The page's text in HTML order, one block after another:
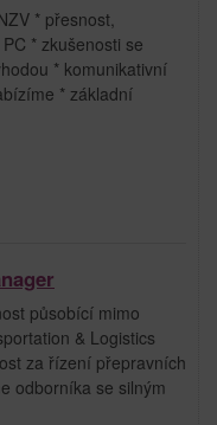
* přesnost,
* zkušenosti se
* komunikativní
* základní
působící mimo
& Logistics
za řízení přepravních
odborníka se silným